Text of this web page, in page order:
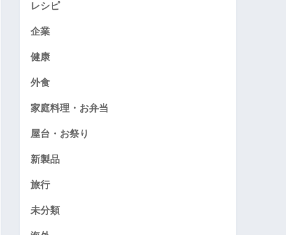
レシピ
企業
健康
外食
家庭料理・お弁当
屋台・お祭り
新製品
旅行
未分類